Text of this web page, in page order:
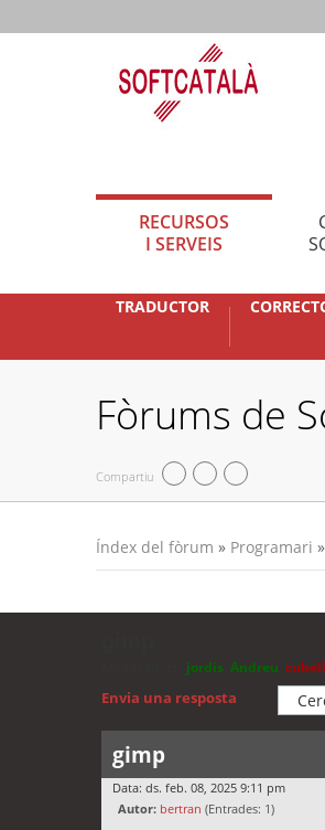
RECURSOS
I SERVEIS
TRADUCTOR
Fòrums de
Compartiu
Índex del fòrum » Programari »
jordis Andreu
Envia una resposta
gimp
Data: ds. feb. 08, 2025 9:11 pm
Autor: bertran (Entrades: 1)